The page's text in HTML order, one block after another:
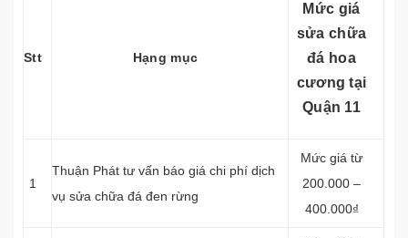
Stt Hạng mục
Mức giá
sửa chữa
đá hoa
cương tại
Quận 11
1
Thuận Phát tư vấn báo giá chi phí dịch
vụ sửa chữa đá đen rừng
Mức giá từ
200.000 –
400.000₫